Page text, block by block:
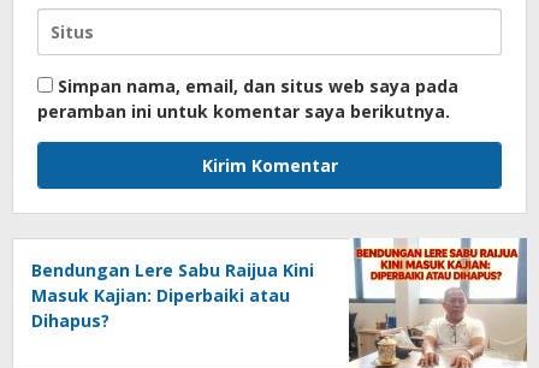
Simpan nama, email, dan situs web saya pada
peramban ini untuk komentar saya berikutnya.
Bendungan Lere Sabu Raijua Kini
Masuk Kajian: Diperbaiki atau
Dihapus?